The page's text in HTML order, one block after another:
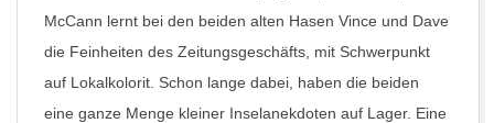
McCann lernt bei den beiden alten Hasen Vince und Dave
die Feinheiten des Zeitungsgeschäfts, mit Schwerpunkt
auf Lokalkolorit. Schon lange dabei, haben die beiden
eine ganze Menge kleiner Inselanekdoten auf Lager. Eine